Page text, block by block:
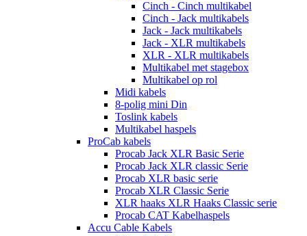
Cinch - Cinch multikabel
Cinch - Jack multikabels
Jack - Jack multikabels
Jack - XLR multikabels
XLR - XLR multikabels
Multikabel met stagebox
Multikabel op rol
Midi kabels
8-polig mini Din
Toslink kabels
Multikabel haspels
ProCab kabels
Procab Jack XLR Basic Serie
Procab Jack XLR classic Serie
Procab XLR basic serie
Procab XLR Classic Serie
XLR haaks XLR Haaks Classic serie
Procab CAT Kabelhaspels
Accu Cable Kabels